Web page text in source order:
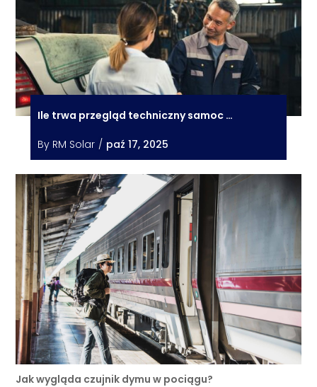
Ile trwa przegląd techniczny samoc …
By RM Solar / paź 17, 2025
Jak wygląda czujnik dymu w pociągu?